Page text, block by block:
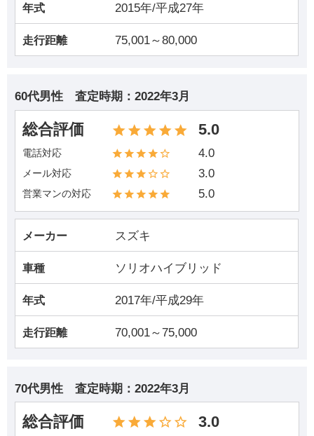
年式 2015年/平成27年
走行距離 75,001～80,000
60代男性 査定時期： 2022年3月
総合評価 5.0
電話対応 4.0
メール対応 3.0
営業マンの対応 5.0
メーカー スズキ
車種 ソリオハイブリッド
年式 2017年/平成29年
走行距離 70,001～75,000
70代男性 査定時期： 2022年3月
総合評価 3.0